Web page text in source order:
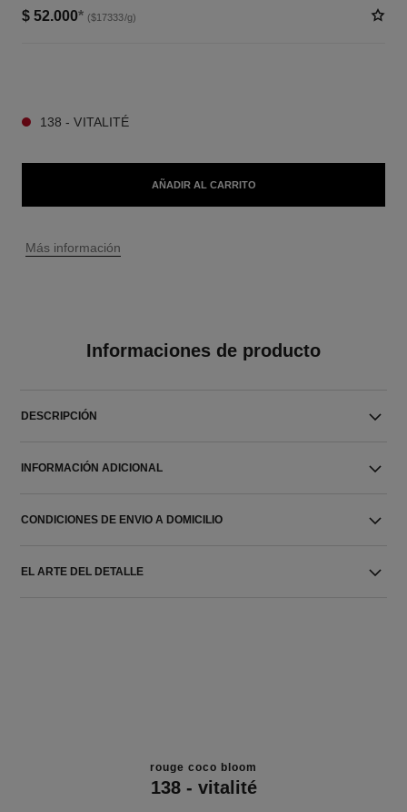
$ 52.000* ($17333/g)
138 - VITALITÉ
AÑADIR AL CARRITO
↩
Más información
Informaciones de producto
DESCRIPCIÓN
INFORMACIÓN ADICIONAL
CONDICIONES DE ENVIO A DOMICILIO
EL ARTE DEL DETALLE
rouge coco bloom
138 - vitalité